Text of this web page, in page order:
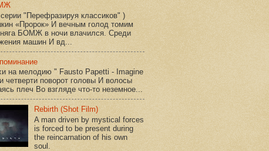
"Перефразируя классиков" )
«Пророк» И вечным голод томим
БОМЖ в ночи влачился. Среди
машин И вд...
на мелодию " Fausto Papetti - Imagine
четверти поворот головы И волосы
плеч Во взгляде что-то неземное...
Rebirth (Shot Film)
A man driven by mystical forces
is forced to be present during
the reincarnation of his own
soul.